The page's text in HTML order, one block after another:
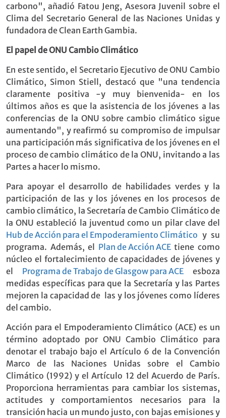
carbono", añadió Fatou Jeng, Asesora Juvenil sobre el
Clima del Secretario General de las Naciones Unidas y
fundadora de Clean Earth Gambia.
El papel de ONU Cambio Climático
En este sentido, el Secretario Ejecutivo de ONU Cambio
Climático, Simon Stiell, destacó que "una tendencia
claramente positiva -y muy bienvenida- en los
últimos años es que la asistencia de los jóvenes a las
conferencias de la ONU sobre cambio climático sigue
aumentando", y reafirmó su compromiso de impulsar
una participación más significativa de los jóvenes en el
proceso de cambio climático de la ONU, invitando a las
Partes a hacer lo mismo.
Para apoyar el desarrollo de habilidades verdes y la
participación de las y los jóvenes en los procesos de
cambio climático, la Secretaría de Cambio Climático de
la ONU estableció la juventud como un pilar clave del
Hub de Acción para el Empoderamiento Climático y su
programa. Además, el Plan de Acción ACEtiene como
núcleo el fortalecimiento de capacidades de jóvenes y
el Programa de Trabajo de Glasgow para ACE esboza
medidas específicas para que la Secretaría y las Partes
mejoren la capacidad de las y los jóvenes como líderes
del cambio.
Acción para el Empoderamiento Climático (ACE) es un
término adoptado por ONU Cambio Climático para
denotar el trabajo bajo el Artículo 6 de la Convención
Marco de las Naciones Unidas sobre el Cambio
Climático (1992) y el Artículo 12 del Acuerdo de París.
Proporciona herramientas para cambiar los sistemas,
actitudes y comportamientos necesarios para la
transición hacia un mundo justo, con bajas emisiones y